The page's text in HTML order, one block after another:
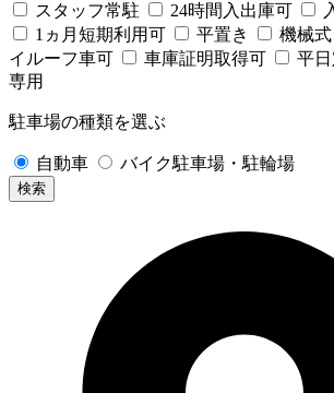
スタッフ常駐 24時間入出庫可
1ヵ月短期利用可
平置き 機械式
イルーフ車可
車庫証明取得可 平日
専用
駐車場の種類を選ぶ
自動車 バイク駐車場・駐輪場
検索